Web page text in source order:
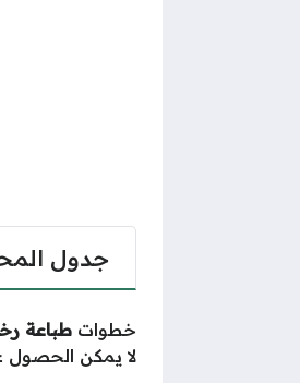
جدول
خطوات طباعة
لا يمكن الحصول